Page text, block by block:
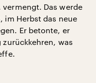
Das werde
im Herbst das neue
Er betonte, er
zurückkehren, was